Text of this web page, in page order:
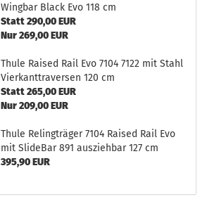
Wingbar Black Evo 118 cm
Statt 290,00 EUR
Nur 269,00 EUR
Thule Raised Rail Evo 7104 7122 mit Stahl
Vierkanttraversen 120 cm
Statt 265,00 EUR
Nur 209,00 EUR
Thule Relingträger 7104 Raised Rail Evo
mit SlideBar 891 ausziehbar 127 cm
395,90 EUR